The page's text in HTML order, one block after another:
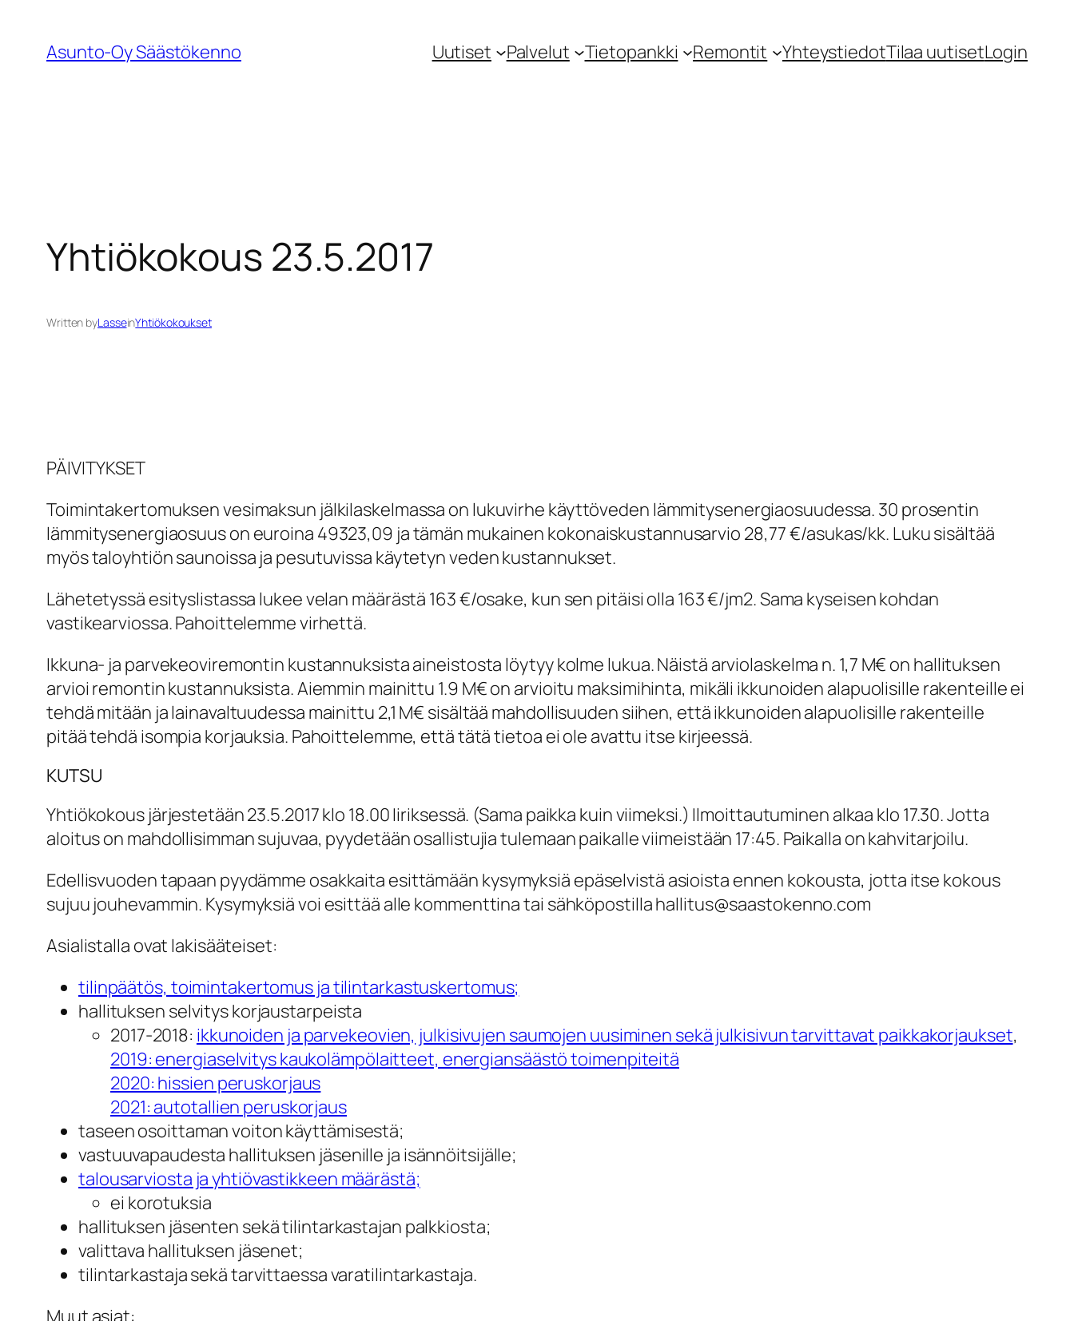
sisältöönAsunto-Oy Säästökenno Uutiset Palvelut Tietopankki Remontit YhteystiedotTilaa uutisetLogin
Yhtiökokous 23.5.2017
Written byLasseinYhtiökokoukset
PÄIVITYKSET
Toimintakertomuksen vesimaksun jälkilaskelmassa on lukuvirhe käyttöveden lämmitysenergiaosuudessa. 30 prosentin
lämmitysenergiaosuus on euroina 49​323,09 ja tämän mukainen kokonaiskustannusarvio 28,77 €/asukas/kk. Luku sisältää
myös taloyhtiön saunoissa ja pesutuvissa käytetyn veden kustannukset.
Lähetetyssä esityslistassa lukee velan määrästä 163 €/osake, kun sen pitäisi olla 163 €/jm2. Sama kyseisen kohdan
vastikearviossa. Pahoittelemme virhettä.
Ikkuna- ja parvekeoviremontin kustannuksista aineistosta löytyy kolme lukua. Näistä arviolaskelma n. 1,7 M€ on hallituksen
arvioi remontin kustannuksista. Aiemmin mainittu 1.9 M€ on arvioitu maksimihinta, mikäli ikkunoiden alapuolisille rakenteille ei
tehdä mitään ja lainavaltuudessa mainittu 2,1 M€ sisältää mahdollisuuden siihen, että ikkunoiden alapuolisille rakenteille
pitää tehdä isompia korjauksia. Pahoittelemme, että tätä tietoa ei ole avattu itse kirjeessä.
KUTSU
Yhtiökokous järjestetään 23.5.2017 klo 18.00 Iiriksessä. (Sama paikka kuin viimeksi.) Ilmoittautuminen alkaa klo 17.30. Jotta
aloitus on mahdollisimman sujuvaa, pyydetään osallistujia tulemaan paikalle viimeistään 17:45. Paikalla on kahvitarjoilu.
Edellisvuoden tapaan pyydämme osakkaita esittämään kysymyksiä epäselvistä asioista ennen kokousta, jotta itse kokous
sujuu jouhevammin. Kysymyksiä voi esittää alle kommenttina tai sähköpostilla hallitus@saastokenno.com
Asialistalla ovat lakisääteiset:
tilinpäätös, toimintakertomus ja tilintarkastuskertomus;
hallituksen selvitys korjaustarpeista
2017-2018: ikkunoiden ja parvekeovien, julkisivujen saumojen uusiminen sekä julkisivun tarvittavat paikkakorjaukset,
2019: energiaselvitys kaukolämpölaitteet, energiansäästö toimenpiteitä
2020: hissien peruskorjaus
2021: autotallien peruskorjaus
taseen osoittaman voiton käyttämisestä;
vastuuvapaudesta hallituksen jäsenille ja isännöitsijälle;
talousarviosta ja yhtiövastikkeen määrästä;
ei korotuksia
hallituksen jäsenten sekä tilintarkastajan palkkiosta;
valittava hallituksen jäsenet;
tilintarkastaja sekä tarvittaessa varatilintarkastaja.